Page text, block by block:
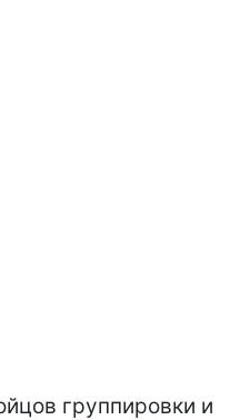
группировки и